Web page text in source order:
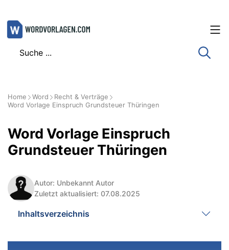
Zum
Inhalt
Home Word
Recht & Verträge
Word Vorlage Einspruch Grundsteuer Thüringen
Word Vorlage Einspruch
Grundsteuer Thüringen
Autor: Unbekannt Autor
Zuletzt aktualisiert: 07.08.2025
Inhaltsverzeichnis